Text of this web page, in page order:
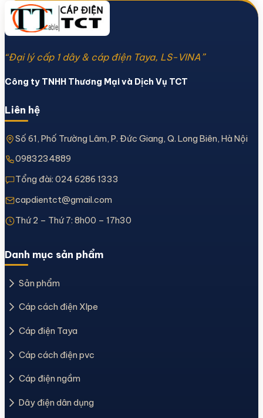
“Đại lý cấp 1 dây & cáp điện Taya, LS-VINA”
Công ty TNHH Thương Mại và Dịch Vụ TCT
Liên hệ
Số 61, Phố Trường Lâm, P. Đức Giang, Q. Long Biên, Hà Nội
0983234889
Tổng đài: 024 6286 1333
capdientct@gmail.com
Thứ 2 – Thứ 7: 8h00 – 17h30
Danh mục sản phẩm
Sản phẩm
Cáp cách điện Xlpe
Cáp điện Taya
Cáp cách điện pvc
Cáp điện ngầm
Dây điện dân dụng